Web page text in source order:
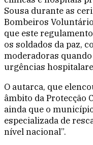
Sousa durante as
Bombeiros
que este
os soldados da paz,
moderadoras
urgências
O autarca, que
âmbito da Protecção
ainda que o
especializada de
nível nacional”.